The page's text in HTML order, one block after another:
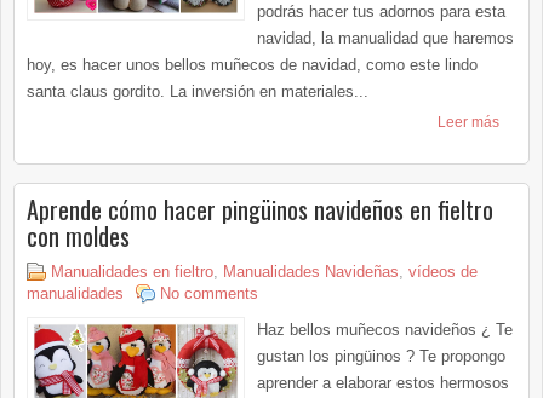
podrás hacer tus adornos para esta
navidad, la manualidad que haremos
hoy, es hacer unos bellos muñecos de navidad, como este lindo
santa claus gordito. La inversión en materiales...
Leer más
Aprende cómo hacer pingüinos navideños en fieltro
con moldes
Manualidades en fieltro Manualidades Navideñas vídeos de
manualidades
No comments
Haz bellos muñecos navideños ¿ Te
gustan los pingüinos ? Te propongo
aprender a elaborar estos hermosos